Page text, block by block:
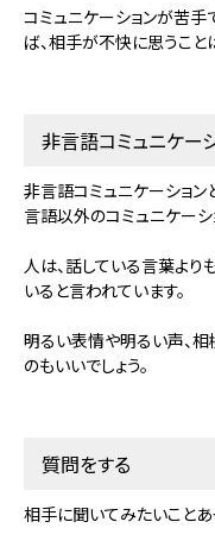
コミュニケーションが苦手
ば、相手が不快に思うこと
非言語コミュニケー
非言語コミュニケーション
言語以外のコミュニケーシ
人は、話している言葉より
いると言われています。
明るい表情や明るい声、相
のもいいでしょう。
質問をする
相手に聞いてみたいことあ